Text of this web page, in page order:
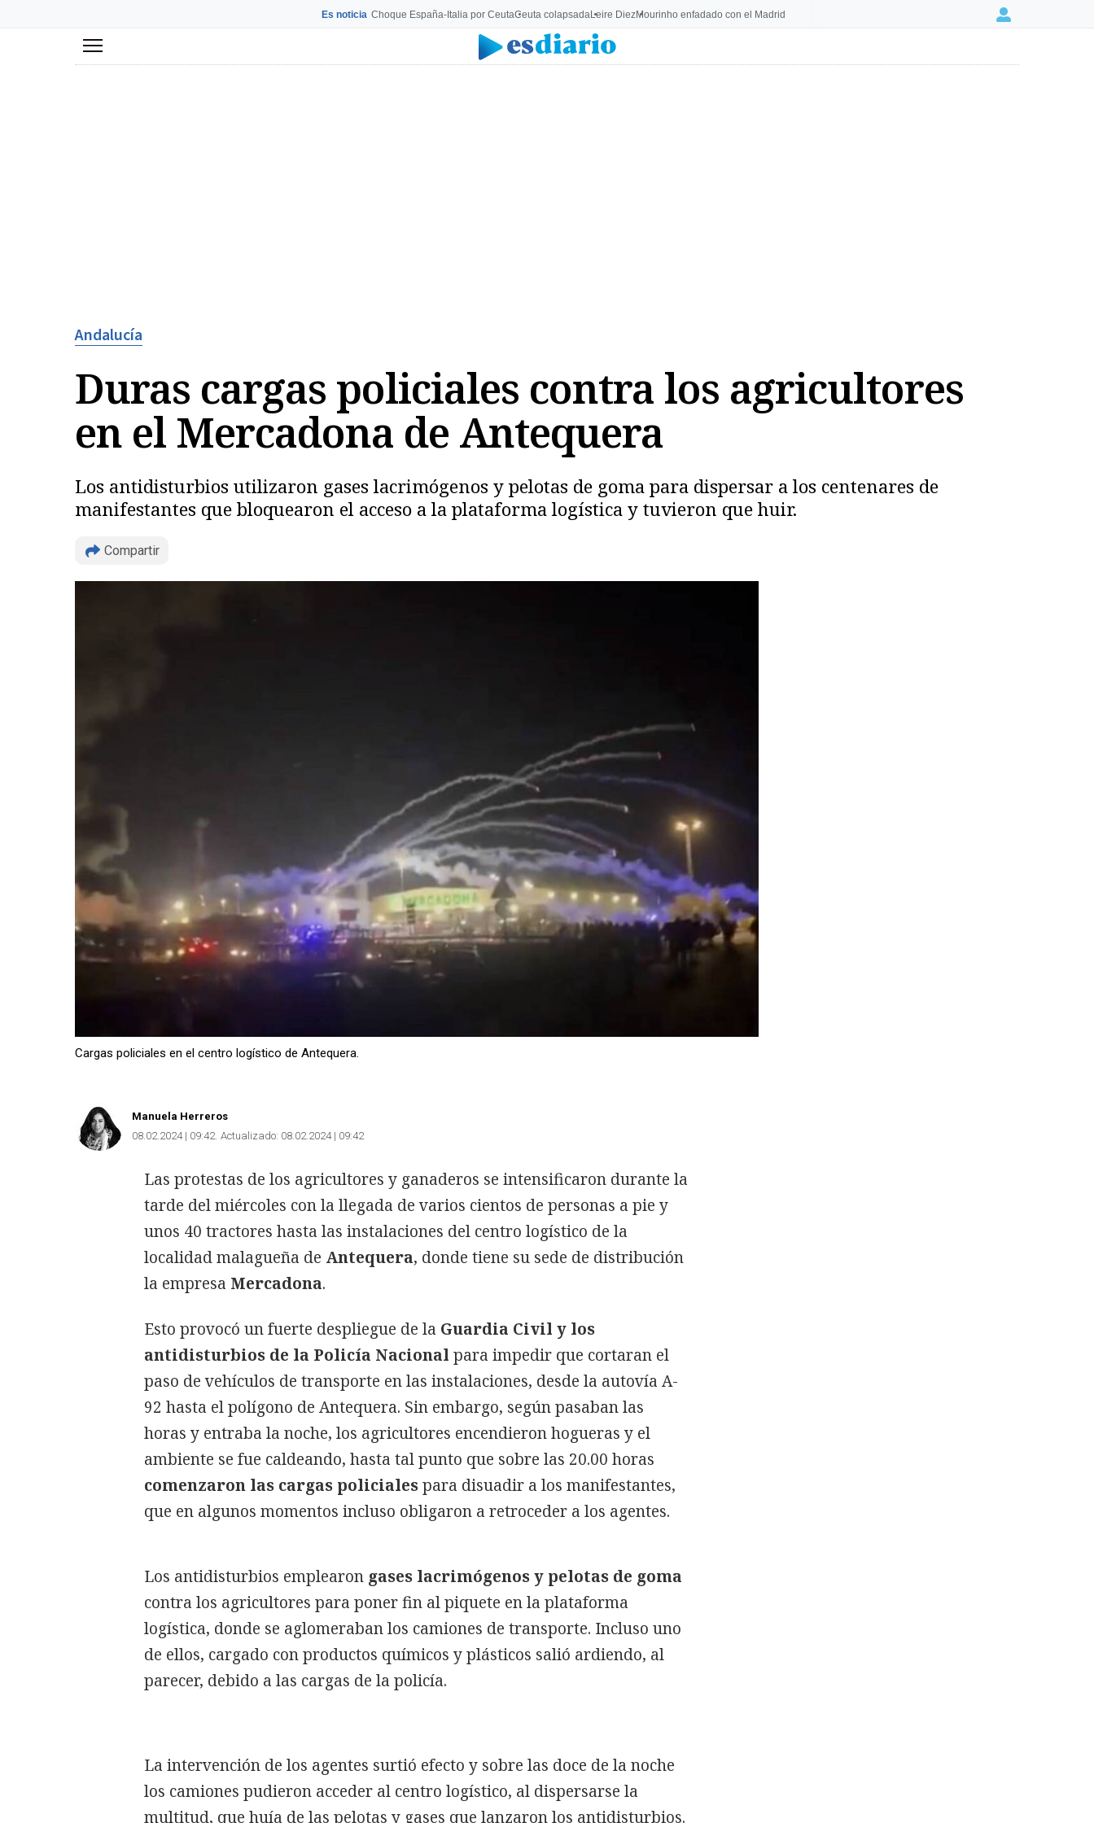
Es noticia Choque España-Italia por CeutaCeuta colapsadaLeire DiezMourinho enfadado con el Madrid Login
Menú
Andalucía
Duras cargas policiales contra los agricultores
en el Mercadona de Antequera
Los antidisturbios utilizaron gases lacrimógenos y pelotas de goma para dispersar a los centenares de
manifestantes que bloquearon el acceso a la plataforma logística y tuvieron que huir.
Compartir
Copiar
Cargas policiales en el centro logístico de Antequera.
Manuela Herreros
08.02.2024 | 09:42 Actualizado: 08.02.2024 | 09:42
Las protestas de los agricultores y ganaderos se intensificaron durante la
tarde del miércoles con la llegada de varios cientos de personas a pie y
unos 40 tractores hasta las instalaciones del centro logístico de la
localidad malagueña de Antequera, donde tiene su sede de distribución
la empresa Mercadona.
Esto provocó un fuerte despliegue de la Guardia Civil y los
antidisturbios de la Policía Nacional para impedir que cortaran el
paso de vehículos de transporte en las instalaciones, desde la autovía A-
92 hasta el polígono de Antequera. Sin embargo, según pasaban las
horas y entraba la noche, los agricultores encendieron hogueras y el
ambiente se fue caldeando, hasta tal punto que sobre las 20.00 horas
comenzaron las cargas policialespara disuadir a los manifestantes,
que en algunos momentos incluso obligaron a retroceder a los agentes.
Los antidisturbios emplearon gases lacrimógenos y pelotas de goma
contra los agricultores para poner fin al piquete en la plataforma
logística, donde se aglomeraban los camiones de transporte. Incluso uno
de ellos, cargado con productos químicos y plásticos salió ardiendo, al
parecer, debido a las cargas de la policía.
La intervención de los agentes surtió efecto y sobre las doce de la noche
los camiones pudieron acceder al centro logístico, al dispersarse la
multitud, que huía de las pelotas y gases que lanzaron los antidisturbios.